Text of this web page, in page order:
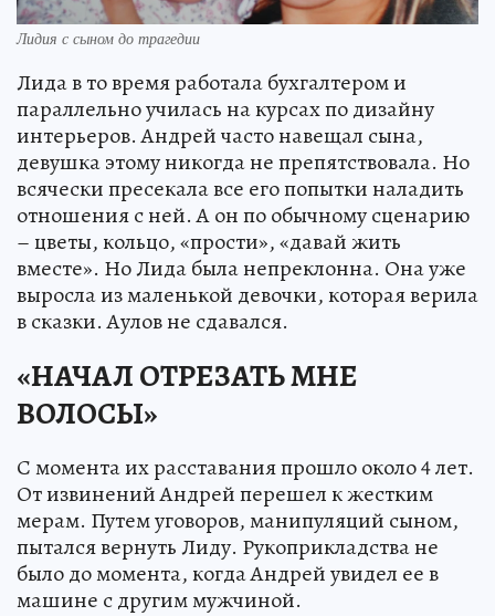
Лидия с сыном до трагедии
Лида в то время работала бухгалтером и
параллельно училась на курсах по дизайну
интерьеров. Андрей часто навещал сына,
девушка этому никогда не препятствовала. Но
всячески пресекала все его попытки наладить
отношения с ней. А он по обычному сценарию
– цветы, кольцо, «прости», «давай жить
вместе». Но Лида была непреклонна. Она уже
выросла из маленькой девочки, которая верила
в сказки. Аулов не сдавался.
«НАЧАЛ ОТРЕЗАТЬ МНЕ
ВОЛОСЫ»
С момента их расставания прошло около 4 лет.
От извинений Андрей перешел к жестким
мерам. Путем уговоров, манипуляций сыном,
пытался вернуть Лиду. Рукоприкладства не
было до момента, когда Андрей увидел ее в
машине с другим мужчиной.